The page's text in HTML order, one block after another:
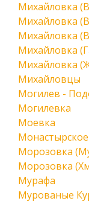
Михайловка
Михайловка
Михайловка
Михайловка
Михайловка
Михайловцы
Могилев -
Могилевка
Моевка
Монастырское
Морозовка
Морозовка
Мурафа
Мурованые